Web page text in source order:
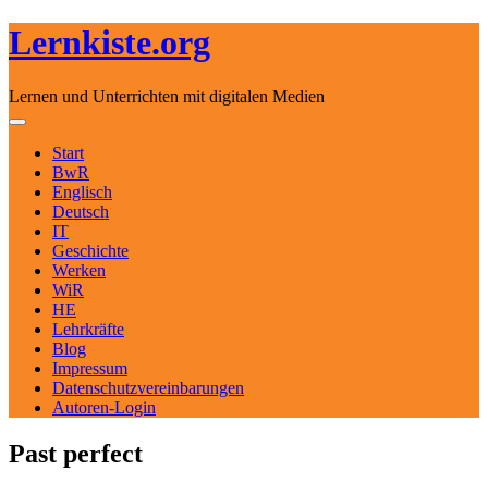
Lernkiste.org
Lernen und Unterrichten mit digitalen Medien
Skip to content
Toggle navigation
Start
BwR
Englisch
Deutsch
IT
Geschichte
Werken
WiR
HE
Lehrkräfte
Blog
Impressum
Datenschutzvereinbarungen
Autoren-Login
Past perfect